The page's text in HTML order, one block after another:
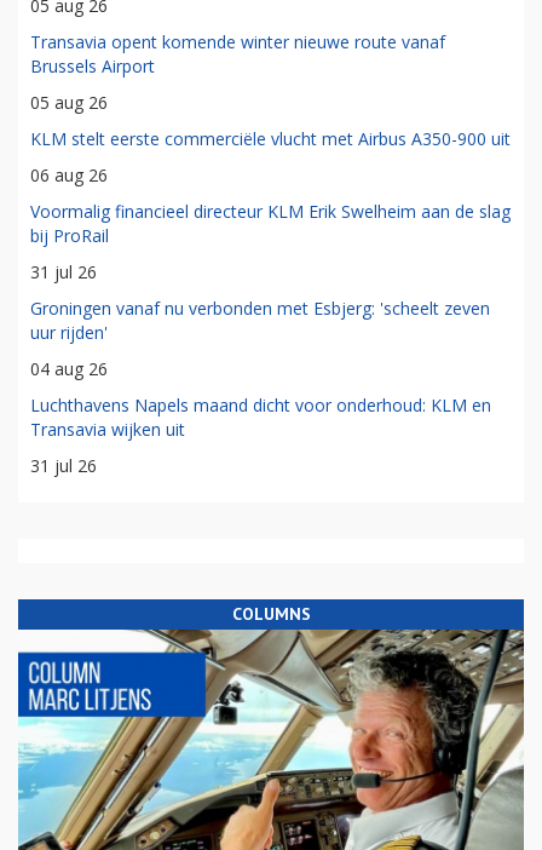
05 aug 26
Transavia opent komende winter nieuwe route vanaf
Brussels Airport
05 aug 26
KLM stelt eerste commerciële vlucht met Airbus A350-900 uit
06 aug 26
Voormalig financieel directeur KLM Erik Swelheim aan de slag
bij ProRail
31 jul 26
Groningen vanaf nu verbonden met Esbjerg: 'scheelt zeven
uur rijden'
04 aug 26
Luchthavens Napels maand dicht voor onderhoud: KLM en
Transavia wijken uit
31 jul 26
COLUMNS